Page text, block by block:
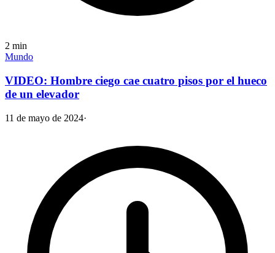
2 min
Mundo
VIDEO: Hombre ciego cae cuatro pisos por el hueco
de un elevador
11 de mayo de 2024·